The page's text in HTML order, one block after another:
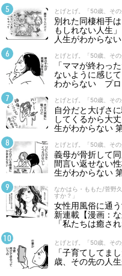
とげとげ。「50歳、そ
別れた同棲相手
もしれない人生
人生がわからない
とげとげ。「50歳、そ
「ママが終わっ
ないように感じ
わからない プロ
とげとげ。「50歳、そ
自分だと大げさ
してくるから大
生がわからない
とげとげ。「50歳、そ
義母が骨折して
間言い返せない
生がわからない
なかはら・ももた/菅野
すか？」
女性用風俗に通
新連載【漫画：
「私たちは癒さ
とげとげ。「50歳、そ
「子育てしてま
歳、その先の人